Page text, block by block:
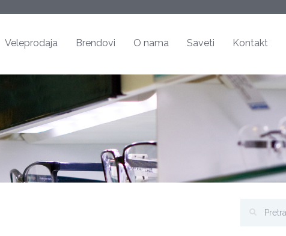
Veleprodaja Brendovi O nama Saveti Kontakt